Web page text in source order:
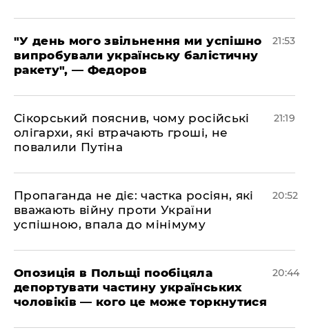
​"У день мого звільнення ми успішно
випробували українську балістичну
ракету", — Федоров
21:53
​Сікорський пояснив, чому російські
олігархи, які втрачають гроші, не
повалили Путіна
21:19
​Пропаганда не діє: частка росіян, які
вважають війну проти України
успішною, впала до мінімуму
20:52
​Опозиція в Польщі пообіцяла
депортувати частину українських
чоловіків — кого це може торкнутися
20:44